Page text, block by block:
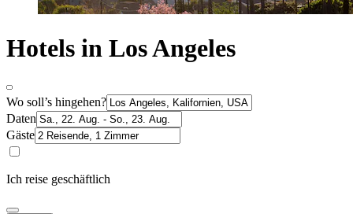
Hotels in Los Angeles
Wo soll’s hingehen?
Daten
Gäste
Ich reise geschäftlich